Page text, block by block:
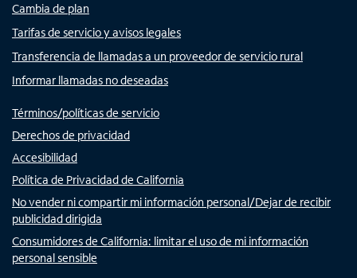
Cambia de plan
Tarifas de servicio y avisos legales
Transferencia de llamadas a un proveedor de servicio rural
Informar llamadas no deseadas
Términos/políticas de servicio
Derechos de privacidad
Accesibilidad
Política de Privacidad de California
No vender ni compartir mi información personal/Dejar de recibir
publicidad dirigida
Consumidores de California: limitar el uso de mi información
personal sensible